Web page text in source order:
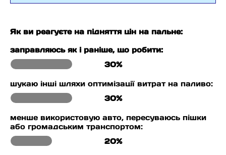
Як ви реагуєте на підняття цін на пальне:
заправляюсь як і раніше, що робити:
30%
шукаю інші шляхи оптимізації витрат на паливо:
30%
менше використовую авто, пересуваюсь пішки
або громадським транспортом:
20%